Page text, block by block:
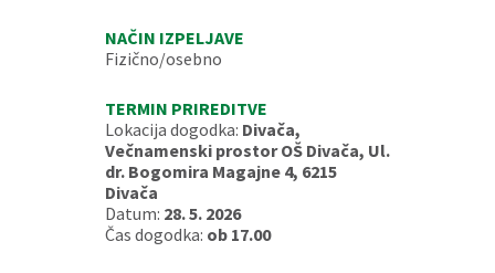
NAČIN IZPELJAVE
Fizično/osebno
TERMIN PRIREDITVE
Lokacija dogodka: Divača,
Večnamenski prostor OŠ Divača, Ul.
dr. Bogomira Magajne 4, 6215
Divača
Datum: 28. 5. 2026
Čas dogodka: ob 17.00